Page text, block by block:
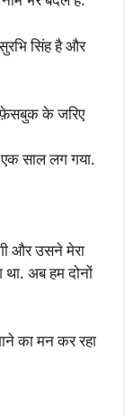
सिंह है और
फ़ेसबुक के जरिए
एक साल लग गया.
और उसने मेरा
अब हम दोनों
का मन कर रहा